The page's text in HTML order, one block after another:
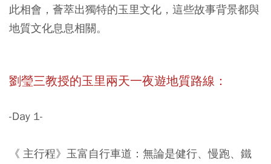
此相會，薈萃出獨特的玉里文化，這些故事背景都與
地質文化息息相關。
劉瑩三教授的玉里兩天一夜遊地質路線：
-Day 1-
《 主行程》玉富自行車道：無論是健行、慢跑、鐵